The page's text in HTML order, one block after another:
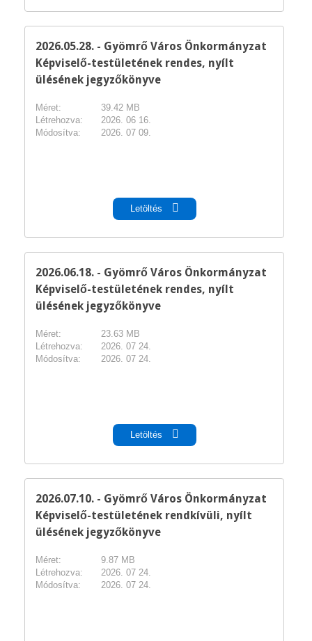
2026.05.28. - Gyömrő Város Önkormányzat
Képviselő-testületének rendes, nyílt
ülésének jegyzőkönyve
Méret:
39.42 MB
Létrehozva:
2026. 06 16.
Módosítva:
2026. 07 09.
Letöltés
2026.06.18. - Gyömrő Város Önkormányzat
Képviselő-testületének rendes, nyílt
ülésének jegyzőkönyve
Méret:
23.63 MB
Létrehozva:
2026. 07 24.
Módosítva:
2026. 07 24.
Letöltés
2026.07.10. - Gyömrő Város Önkormányzat
Képviselő-testületének rendkívüli, nyílt
ülésének jegyzőkönyve
Méret:
9.87 MB
Létrehozva:
2026. 07 24.
Módosítva:
2026. 07 24.